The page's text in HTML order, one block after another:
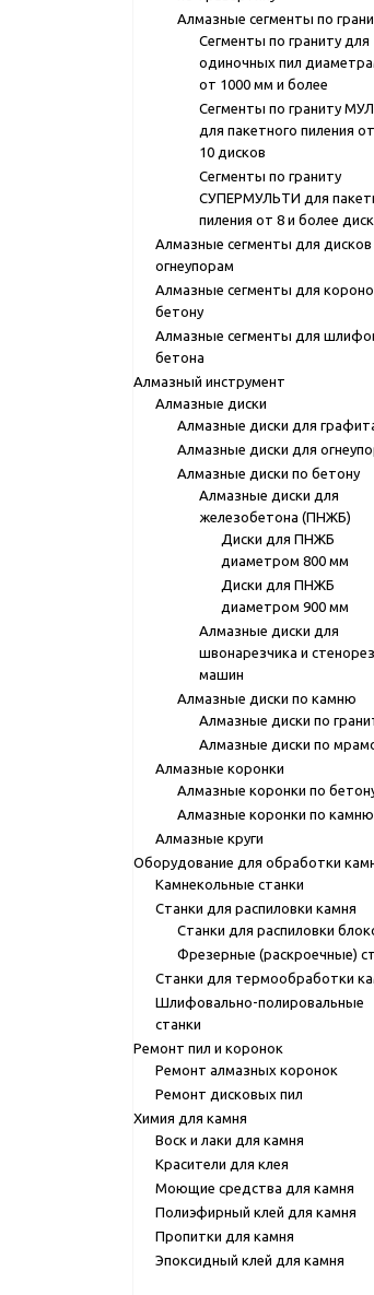
Алмазные сегменты по
Сегменты по граниту для
одиночных пил
от 1000 мм и более
Сегменты по граниту
для пакетного пиления
10 дисков
Сегменты по граниту
СУПЕРМУЛЬТИ для
пиления от 8 и более
Алмазные сегменты для дисков
огнеупорам
Алмазные сегменты для
бетону
Алмазные сегменты для
бетона
Алмазный инструмент
Алмазные диски
Алмазные диски для
Алмазные диски для
Алмазные диски по бетону
Алмазные диски для
железобетона (ПНЖБ)
Диски для ПНЖБ
диаметром 800 мм
Диски для ПНЖБ
диаметром 900 мм
Алмазные диски для
швонарезчика и
машин
Алмазные диски по камню
Алмазные диски по
Алмазные диски по
Алмазные коронки
Алмазные коронки по
Алмазные коронки по камню
Алмазные круги
Оборудование для обработки
Камнекольные станки
Станки для распиловки камня
Станки для распиловки
Фрезерные (раскроечные)
Станки для термообработки
Шлифовально-полировальные
станки
Ремонт пил и коронок
Ремонт алмазных коронок
Ремонт дисковых пил
Химия для камня
Воск и лаки для камня
Красители для клея
Моющие средства для камня
Полиэфирный клей для камня
Пропитки для камня
Эпоксидный клей для камня